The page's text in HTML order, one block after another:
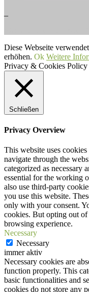
Diese Webseite
erhöhen. Ok Weitere
Privacy & Cookies Policy
Schließen
Privacy Overview
This website uses
navigate through the
categorized as necessary
essential for the working
also use third-party
you use this website.
only with your consent.
cookies. But opting out
browsing experience.
Necessary
Necessary
immer aktiv
Necessary cookies are
function properly. This
basic functionalities and
cookies do not store any